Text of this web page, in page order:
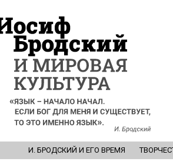
И. БРОДСКИЙ И ЕГО ВРЕМЯ